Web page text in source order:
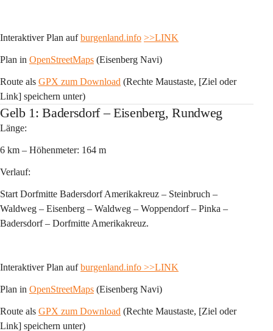
Interaktiver Plan auf burgenland.info >>LINK
Plan in OpenStreetMaps (Eisenberg Navi)
Route als GPX zum Download (Rechte Maustaste, [Ziel oder
Link] speichern unter)
Gelb 1: Badersdorf – Eisenberg, Rundweg
Länge:
6 km – Höhenmeter: 164 m
Verlauf:
Start Dorfmitte Badersdorf Amerikakreuz – Steinbruch –
Waldweg – Eisenberg – Waldweg – Woppendorf – Pinka –
Badersdorf – Dorfmitte Amerikakreuz.
Interaktiver Plan auf burgenland.info >>LINK
Plan in OpenStreetMaps (Eisenberg Navi)
Route als GPX zum Download (Rechte Maustaste, [Ziel oder
Link] speichern unter)